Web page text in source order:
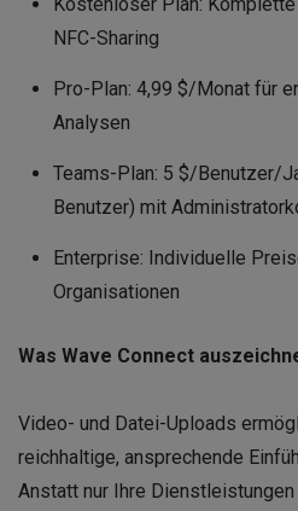
NFC-Sharing
Pro-Plan: 4,99 $/Monat für
Analysen
Teams-Plan: 5 $/Benutzer/
Benutzer) mit
Enterprise: Individuelle
Organisationen
Was Wave Connect
Video- und Datei-Uploads
reichhaltige, ansprechende
Anstatt nur Ihre